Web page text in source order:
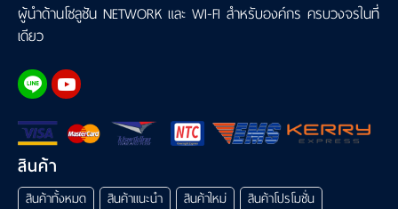
ผู้นำด้านโซลูชัน NETWORK และ WI-FI สำหรับองค์กร ครบวงจรในที่
เดียว
สินค้า
สินค้าทั้งหมด สินค้าแนะนำ สินค้าใหม่ สินค้าโปรโมชั่น